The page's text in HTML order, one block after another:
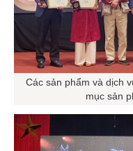
Các sản phẩm và dịch
mục sản